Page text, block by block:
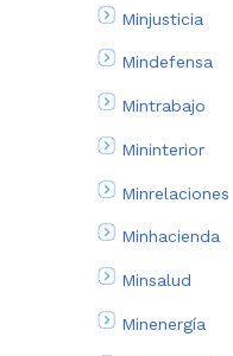
Minjusticia
Mindefensa
Mintrabajo
Mininterior
Minrelaciones
Minhacienda
Minsalud
Minenergía